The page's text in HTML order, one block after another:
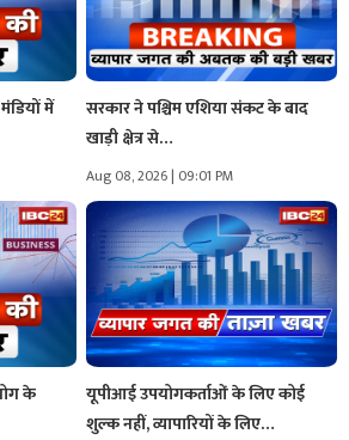
में
सरकार ने पश्चिम एशिया संकट के बाद
खाड़ी क्षेत्र से…
Aug 08, 2026 | 09:01 PM
के
यूपीआई उपयोगकर्ताओं के लिए कोई
शुल्क नहीं, व्यापारियों के लिए…